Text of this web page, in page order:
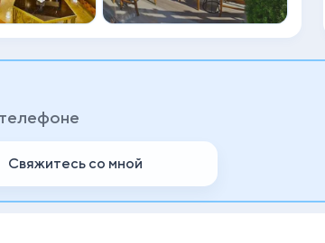
Свяжитесь со мной